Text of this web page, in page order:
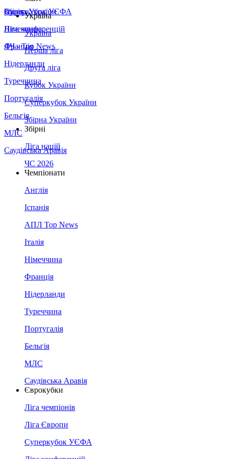
Збірна України
Італія
Німеччина
Франція
Нідерланди
Туреччина
Португалія
Бельгія
МЛС
Саудівська Аравія
Суперкубок УЄФА
Ліга конференцій
ЛЧ - Top News
Україна
Україна
Перша ліга
Друга ліга
Кубок України
Суперкубок України
Збірна України
Збірні
Ліга націй
ЧС 2026
Чемпіонати
Англія
Іспанія
АПЛ Top News
Італія
Німеччина
Франція
Нідерланди
Туреччина
Португалія
Бельгія
МЛС
Саудівська Аравія
Єврокубки
Ліга чемпіонів
Ліга Європи
Суперкубок УЄФА